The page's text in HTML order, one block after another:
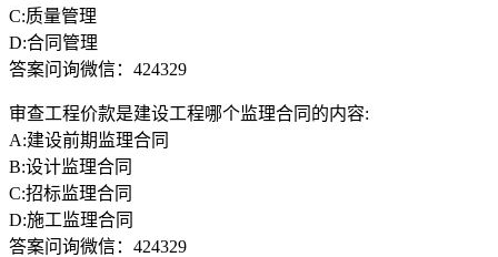
C:质量管理
D:合同管理
答案问询微信：424329
审查工程价款是建设工程哪个监理合同的内容:
A:建设前期监理合同
B:设计监理合同
C:招标监理合同
D:施工监理合同
答案问询微信：424329